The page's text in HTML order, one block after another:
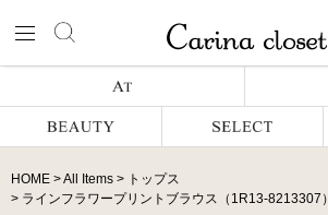
HOME All Items
トップス
ラインフラワープリントブラウス（1R13-8213307）